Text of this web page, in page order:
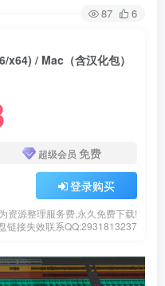
87 6
/ Mac（含汉化包）
超级会员 免费
登录购买
资源整理服务费,永久免费下载!
链接失效联系QQ:2931813237